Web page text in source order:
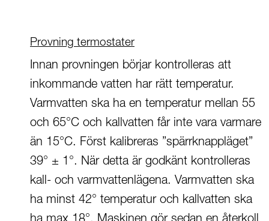
Provning termostater
Innan provningen börjar kontrolleras att
inkommande vatten har rätt temperatur.
Varmvatten ska ha en temperatur mellan 55
och 65°C och kallvatten får inte vara varmare
än 15°C. Först kalibreras ”spärrknappläget”
39° ± 1°. När detta är godkänt kontrolleras
kall- och varmvattenlägena. Varmvatten ska
ha minst 42° temperatur och kallvatten ska